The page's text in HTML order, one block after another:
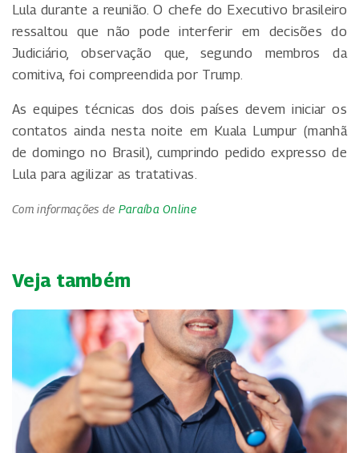
Lula durante a reunião. O chefe do Executivo brasileiro
ressaltou que não pode interferir em decisões do
Judiciário, observação que, segundo membros da
comitiva, foi compreendida por Trump.
As equipes técnicas dos dois países devem iniciar os
contatos ainda nesta noite em Kuala Lumpur (manhã
de domingo no Brasil), cumprindo pedido expresso de
Lula para agilizar as tratativas.
Com informações de Paraíba Online
Veja também